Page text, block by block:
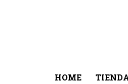
HOME